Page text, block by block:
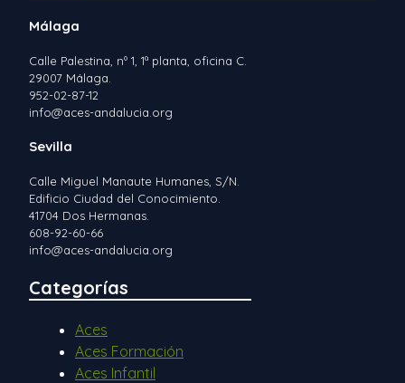
Málaga
Calle Palestina, nº 1, 1ª planta, oficina C.
29007 Málaga.
952-02-87-12
info@aces-andalucia.org
Sevilla
Calle Miguel Manaute Humanes, S/N.
Edificio Ciudad del Conocimiento.
41704 Dos Hermanas.
608-92-60-66
info@aces-andalucia.org
Categorías
Aces
Aces Formación
Aces Infantil